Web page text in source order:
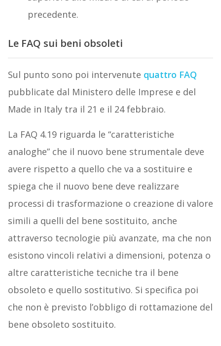
precedente.
Le FAQ sui beni obsoleti
Sul punto sono poi intervenute quattro FAQ
pubblicate dal Ministero delle Imprese e del
Made in Italy tra il 21 e il 24 febbraio.
La FAQ 4.19 riguarda le “caratteristiche
analoghe” che il nuovo bene strumentale deve
avere rispetto a quello che va a sostituire e
spiega che il nuovo bene deve realizzare
processi di trasformazione o creazione di valore
simili a quelli del bene sostituito, anche
attraverso tecnologie più avanzate, ma che non
esistono vincoli relativi a dimensioni, potenza o
altre caratteristiche tecniche tra il bene
obsoleto e quello sostitutivo. Si specifica poi
che non è previsto l’obbligo di rottamazione del
bene obsoleto sostituito.